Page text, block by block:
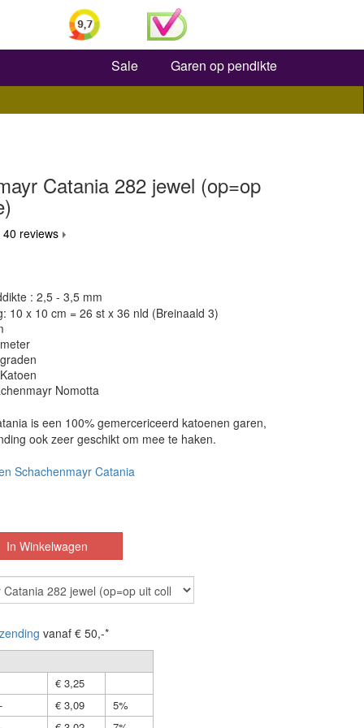
Zoeken
Sale Garen op pendikte
Catania 282 jewel (op=op
40 reviews
: 2,5 - 3,5 mm
10 x 10 cm = 26 st x 36 nld (Breinaald 3)
Nomotta
is een 100% gemercericeerd katoenen garen,
ook zeer geschikt om mee te haken.
Schachenmayr Catania
vanaf € 50,-*
€ 3,25
€ 3,09
5%